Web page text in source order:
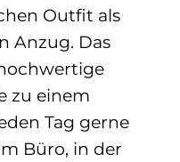
Outfit als
Anzug. Das
zu einem
Tag gerne
Büro, in der